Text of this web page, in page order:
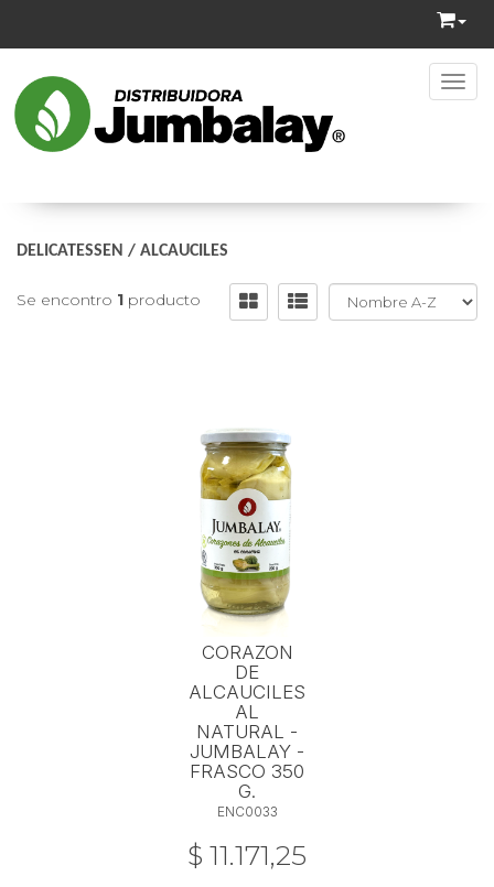
DELICATESSEN / ALCAUCILES
Se encontro 1 producto
CORAZON
DE
ALCAUCILES
AL
NATURAL -
JUMBALAY -
FRASCO 350
G.
ENC0033
$ 11.171,25